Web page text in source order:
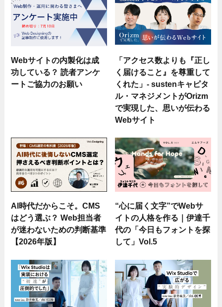
Webサイトの内製化は成
功している？ 読者アンケ
ートご協力のお願い
「アクセス数よりも『正し
く届けること』を尊重して
くれた」- sustenキャピタ
ル・マネジメントがOrizm
で実現した、思いが伝わる
Webサイト
AI時代だからこそ。CMS
はどう選ぶ？ Web担当者
が迷わないための判断基準
【2026年版】
“心に届く文字”でWebサ
イトの人格を作る｜伊達千
代の「今日もフォントを探
して」Vol.5